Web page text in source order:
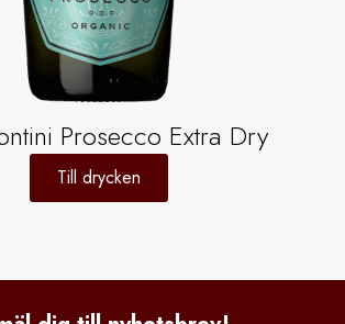
Prosecco Extra Dry
Till drycken